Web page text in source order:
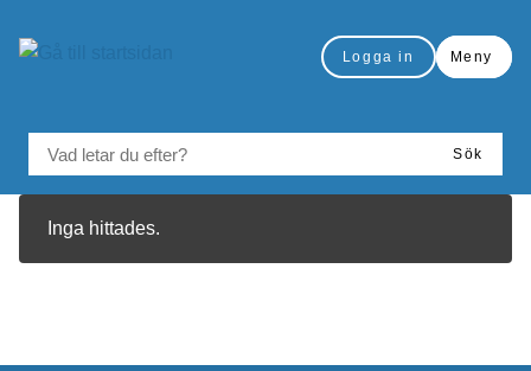
Logga in Meny
Sök
Inga hittades.